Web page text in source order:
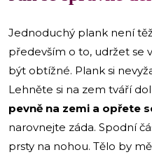
Jednoduchý plank není
především o to, udržet se
být obtížné. Plank si
Lehněte si na zem tváří
pevně na zemi a opřete
narovnejte záda. Spodní
prsty na nohou. Tělo by